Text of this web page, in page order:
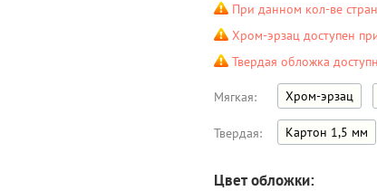
При данном кол-ве
Хром-эрзац доступен
Твердая обложка
Мягкая: Хром-эрзац
Твердая: Картон 1,5 мм
Цвет обложки: